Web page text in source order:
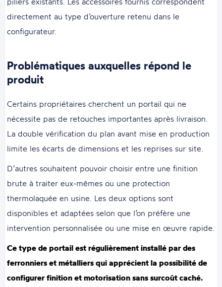
directement au type d’ouverture retenu dans le
configurateur.
Problématiques auxquelles répond le
produit
Certains propriétaires cherchent un portail qui ne
nécessite pas de retouches importantes après livraison.
La double vérification du plan avant mise en production
limite les écarts de dimensions et les reprises sur site.
D’autres souhaitent pouvoir choisir entre une finition
brute à traiter eux-mêmes ou une protection
thermolaquée en usine. Les deux options sont
disponibles et adaptées selon que l’on préfère une
intervention personnalisée ou une mise en œuvre rapide.
Ce type de portail est régulièrement installé par des
ferronniers et métalliers qui apprécient la possibilité de
configurer finition et motorisation sans surcoût caché.